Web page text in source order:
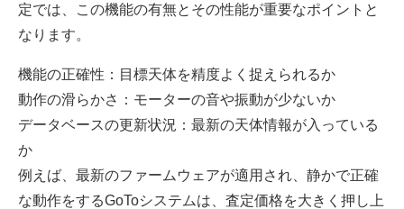
定では、この機能の有無とその性能が重要なポイントと
なります。
機能の正確性：目標天体を精度よく捉えられるか
動作の滑らかさ：モーターの音や振動が少ないか
データベースの更新状況：最新の天体情報が入っている
か
例えば、最新のファームウェアが適用され、静かで正確
な動作をするGoToシステムは、査定価格を大きく押し上